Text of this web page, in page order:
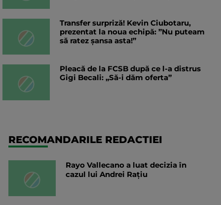
Transfer surpriză! Kevin Ciubotaru,
prezentat la noua echipă: ”Nu puteam
să ratez șansa asta!”
Pleacă de la FCSB după ce l-a distrus
Gigi Becali: „Să-i dăm oferta”
RECOMANDARILE REDACTIEI
Rayo Vallecano a luat decizia în
cazul lui Andrei Rațiu